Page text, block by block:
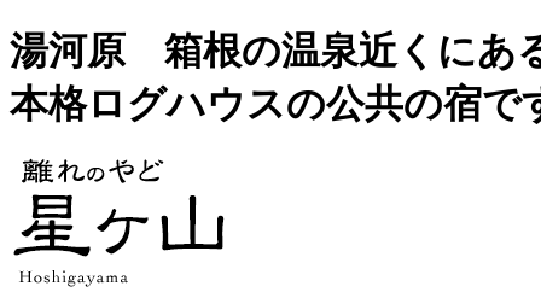
湯河原 箱根の温泉近くにあ
本格ログハウスの公共の宿で